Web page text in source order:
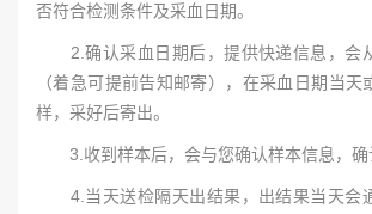
否符合检测条件及采血日期。
2.确认采血日期后，提供快递信息，会
（着急可提前告知邮寄），在采血日期当天
样，采好后寄出。
3.收到样本后，会与您确认样本信息，确
4.当天送检隔天出结果，出结果当天会